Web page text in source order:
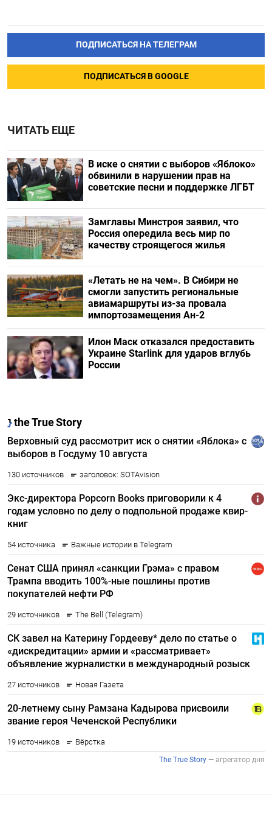
ПОДПИСАТЬСЯ НА ТЕЛЕГРАМ
ПОДПИСАТЬСЯ В GOOGLE
ЧИТАТЬ ЕЩЕ
В иске о снятии с выборов «Яблоко»
обвинили в нарушении прав на
советские песни и поддержке ЛГБТ
Замглавы Минстроя заявил, что
Россия опередила весь мир по
качеству строящегося жилья
«Летать не на чем». В Сибири не
смогли запустить региональные
авиамаршруты из-за провала
импортозамещения Ан-2
Илон Маск отказался предоставить
Украине Starlink для ударов вглубь
России